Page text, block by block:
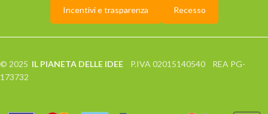
Incentivi e trasparenza Recesso
© 2025 IL PIANETA DELLE IDEE P.IVA 02015140540 REA PG-
173732